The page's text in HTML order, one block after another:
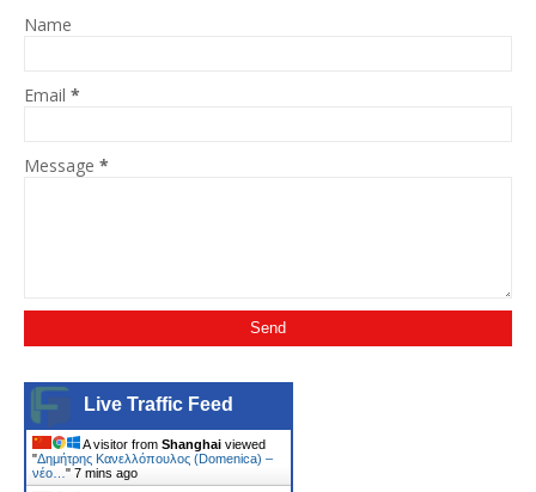
Name
Email *
Message *
Live Traffic Feed
A visitor from Shanghai viewed
"Δημήτρης Κανελλόπουλος (Domenica) –
νέο… " 7 mins ago